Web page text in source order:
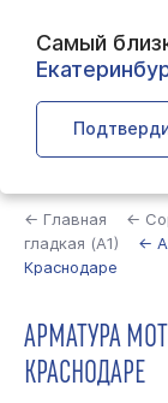
Самый
← Главная ←
гладкая (А1)
←
Краснодаре
АРМАТУРА
КРАСНОДАРЕ